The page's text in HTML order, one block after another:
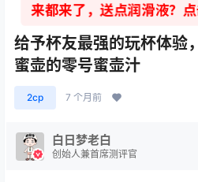
来都来了，送点润滑液？
给予杯友最强的玩杯体
蜜壶的零号蜜壶汁
2cp 7 个月前
白日梦老白
创始人兼首席测评官